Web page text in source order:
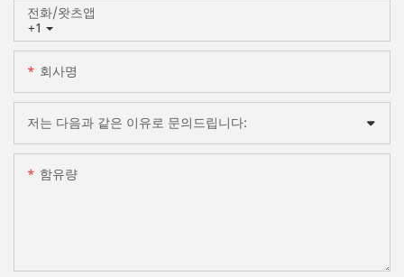
+1
전화/왓츠앱
회사명
저는 다음과 같은 이유로 문의드립니다:
함유량